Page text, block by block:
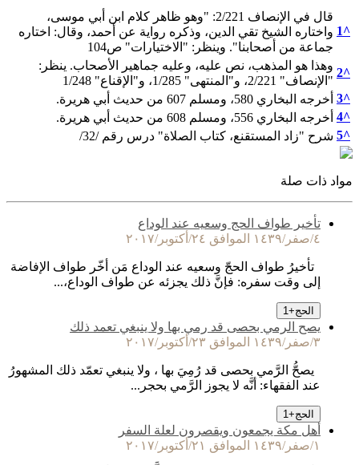
^
1
قال في الإنصاف 2/221: "وهو ظاهر كلام ابن أبي موسى،
واختاره الشيخ تقي الدين، وذكره رواية عن أحمد، وقال: اختاره
جماعة من أصحابنا". وينظر: "الاختيارات" ص104
^
2
وهذا هو المذهب، نص عليه، وعليه جماهير الأصحاب. ينظر:
"الإنصاف" 2/221، و"المنتهى" 1/285، و"الإقناع" 1/248
^
3 أخرجه البخاري 580، ومسلم 607 من حديث أبي هريرة.
^
4 أخرجه البخاري 556، ومسلم 608 من حديث أبي هريرة.
^
5 شرح "زاد المستقنع، كتاب الصلاة" درس رقم /32/
مواد ذات صلة
تأخير طواف الحج وسعيه عند الوداع
٤/صفر/١٤٣٩ الموافق ٢٤/أكتوبر/٢٠١٧
تأخيرُ طواف الحجّ وسعيه عند الوداع مَن أخّر طواف الإفاضة
إلى وقت سفره: فإنَّ ذلك يجزئه عن طواف الوداع،...
الحج+
1
يصح الرمي بحصى قد رمي بها ولا ينبغي تعمد ذلك
٣/صفر/١٤٣٩ الموافق ٢٣/أكتوبر/٢٠١٧
يصحُّ الرَّمي بحصى قد رُمِيَ بها ، ولا ينبغي تعمّد ذلك المشهورُ
عند الفقهاء: أنَّه لا يجوز الرَّمي بحجر...
الحج+
1
أهل مكة يجمعون ويقصرون لعلة السفر
١/صفر/١٤٣٩ الموافق ٢١/أكتوبر/٢٠١٧